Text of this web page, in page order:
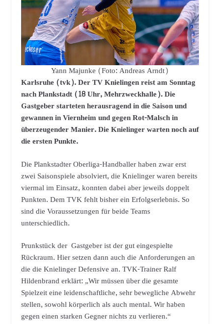
Yann Majunke (Foto: Andreas Arndt)
Karlsruhe (tvk). Der TV Knielingen reist am Sonntag
nach Plankstadt (18 Uhr, Mehrzweckhalle). Die
Gastgeber starteten herausragend in die Saison und
gewannen in Viernheim und gegen Rot-Malsch in
überzeugender Manier. Die Knielinger warten noch auf
die ersten Punkte.
Die Plankstadter Oberliga-Handballer haben zwar erst
zwei Saisonspiele absolviert, die Knielinger waren bereits
viermal im Einsatz, konnten dabei aber jeweils doppelt
Punkten. Dem TVK fehlt bisher ein Erfolgserlebnis. So
sind die Voraussetzungen für beide Teams
unterschiedlich.
Prunkstück der Gastgeber ist der gut eingespielte
Rückraum. Hier setzen dann auch die Anforderungen an
die die Knielinger Defensive an. TVK-Trainer Ralf
Hildenbrand erklärt: „Wir müssen über die gesamte
Spielzeit eine leidenschaftliche, sehr bewegliche Abwehr
stellen, sowohl körperlich als auch mental. Wir haben
gegen einen starken Gegner nichts zu verlieren.“